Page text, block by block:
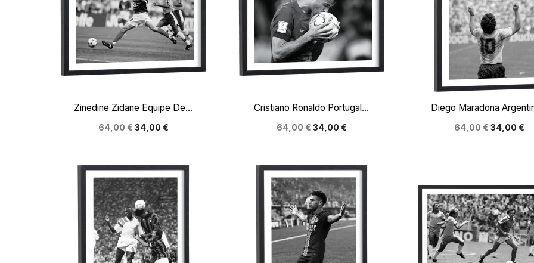
Aperçu rapide
Zinedine Zidane Equipe De...
64,00 €34,00 €
Aperçu rapide
Cristiano Ronaldo Portugal...
64,00 €34,00 €
Aperçu rapide
Diego Maradona
64,00 €34,00 €